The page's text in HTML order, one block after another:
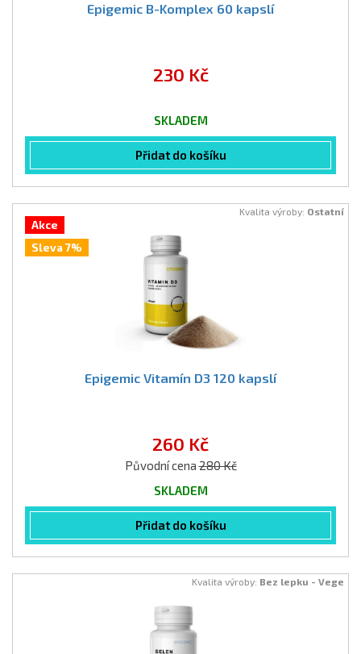
Epigemic B-Komplex 60 kapslí
230 Kč
SKLADEM
Přidat do košíku
Kvalita výroby: Ostatní
Akce
Sleva 7%
Epigemic Vitamín D3 120 kapslí
260 Kč
Původní cena280 Kč
SKLADEM
Přidat do košíku
Kvalita výroby: Bez lepku - Vege